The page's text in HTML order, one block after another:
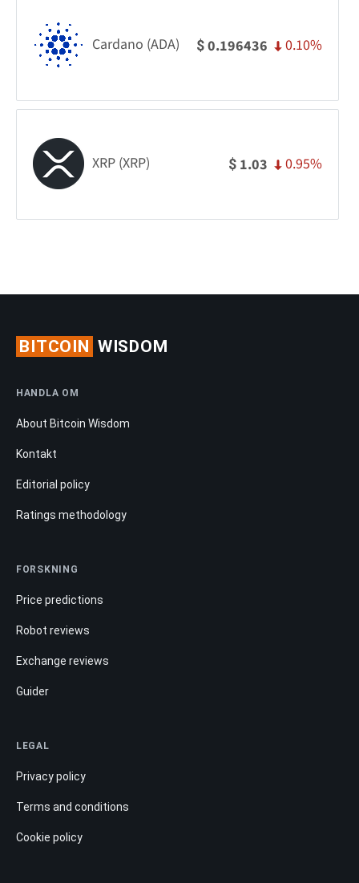
Cardano (ADA) $0.196436 0.10%
XRP (XRP) $ 1.03 0.95%
BITCOIN WISDOM
HANDLA OM
About Bitcoin Wisdom
Kontakt
Editorial policy
Ratings methodology
FORSKNING
Price predictions
Robot reviews
Exchange reviews
Guider
LEGAL
Privacy policy
Terms and conditions
Cookie policy